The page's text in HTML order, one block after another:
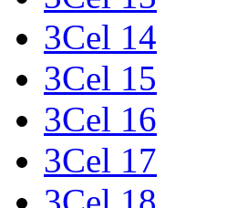
3Cel 14
3Cel 15
3Cel 16
3Cel 17